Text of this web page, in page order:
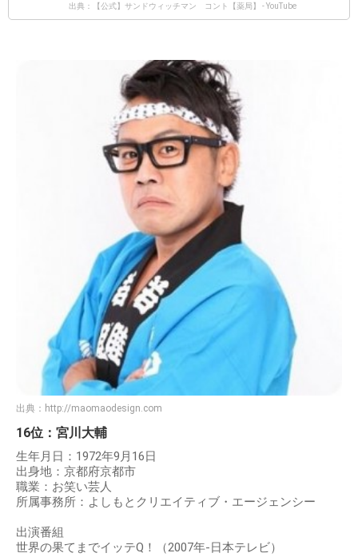
出典：【公式】サンドウィッチマン コント【薬局】 - YouTube
出典： http://maomaodesign.com
16位：宮川大輔
生年月日：1972年9月16日
出身地：京都府京都市
職業：お笑い芸人
所属事務所：よしもとクリエイティブ・エージェンシー
出演番組
世界の果てまでイッテQ！（2007年-日本テレビ）